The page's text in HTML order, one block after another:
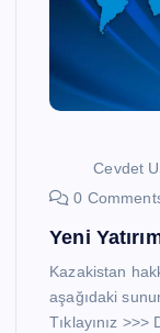
Cevdet
0
Yeni
Kazakistan
aşağıdaki
Tıklayınız